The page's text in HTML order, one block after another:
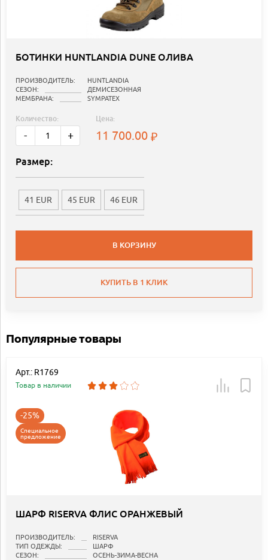
БОТИНКИ HUNTLANDIA DUNE ОЛИВА
ПРОИЗВОДИТЕЛЬ:
HUNTLANDIA
СЕЗОН:
ДЕМИСЕЗОННАЯ
МЕМБРАНА:
SYMPATEX
Количество:
- +
Цена:
11 700.00
Размер:
41 EUR 45 EUR 46 EUR
В КОРЗИНУ
КУПИТЬ В 1 КЛИК
Популярные товары
Арт.: R1769
Товар в наличии
-25%
Специальное
предложение
ШАРФ RISERVA ФЛИС ОРАНЖЕВЫЙ
ПРОИЗВОДИТЕЛЬ:
RISERVA
ТИП ОДЕЖДЫ:
ШАРФ
СЕЗОН:
ОСЕНЬ-ЗИМА-ВЕСНА